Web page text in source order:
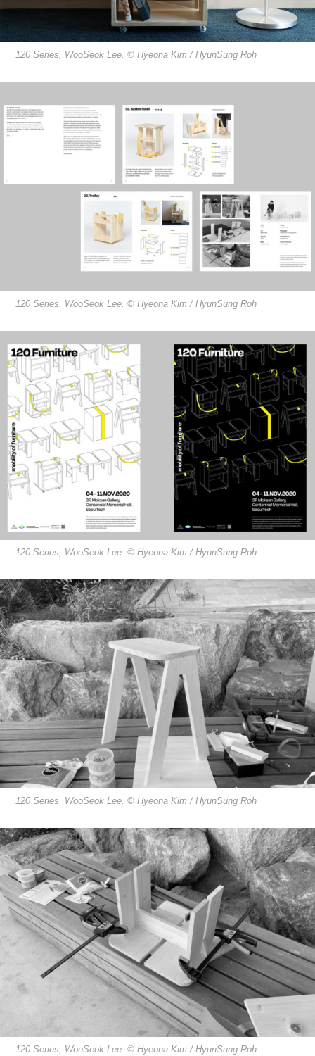
120 Series, WooSeok Lee. © Hyeona Kim / HyunSung Roh
120 Series, WooSeok Lee. © Hyeona Kim / HyunSung Roh
120 Series, WooSeok Lee. © Hyeona Kim / HyunSung Roh
120 Series, WooSeok Lee. © Hyeona Kim / HyunSung Roh
120 Series, WooSeok Lee. © Hyeona Kim / HyunSung Roh